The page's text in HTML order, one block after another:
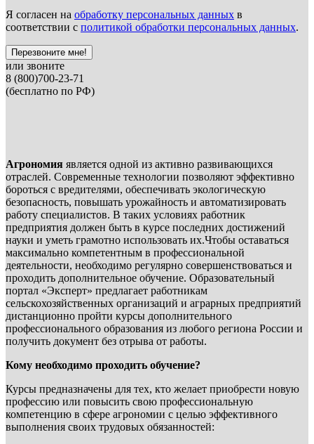
Я согласен на обработку персональных данных в
соответствии с политикой обработки персональных данных.
Перезвоните мне!
или звоните
8 (800)700-23-71
(бесплатно по РФ)
Агрономия является одной из активно развивающихся
отраслей. Современные технологии позволяют эффективно
бороться с вредителями, обеспечивать экологическую
безопасность, повышать урожайность и автоматизировать
работу специалистов. В таких условиях работник
предприятия должен быть в курсе последних достижений
науки и уметь грамотно использовать их.Чтобы оставаться
максимально компетентным в профессиональной
деятельности, необходимо регулярно совершенствоваться и
проходить дополнительное обучение. Образовательный
портал «Эксперт» предлагает работникам
сельскохозяйственных организаций и аграрных предприятий
дистанционно пройти курсы дополнительного
профессионального образования из любого региона России и
получить документ без отрыва от работы.
Кому необходимо проходить обучение?
Курсы предназначены для тех, кто желает приобрести новую
профессию или повысить свою профессиональную
компетенцию в сфере агрономии с целью эффективного
выполнения своих трудовых обязанностей: